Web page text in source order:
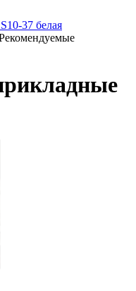
37 белая